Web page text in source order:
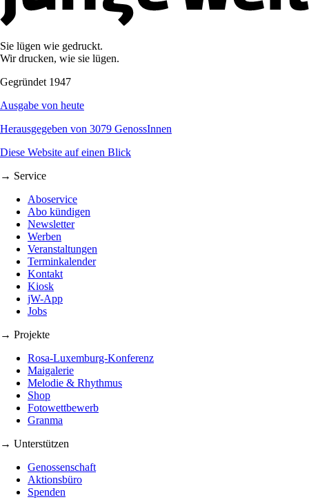
Sie lügen wie gedruckt.
Wir drucken, wie sie lügen.
Gegründet 1947
Ausgabe von heute
Herausgegeben von 3079 GenossInnen
Diese Website auf einen Blick
→ Service
Aboservice
Abo kündigen
Newsletter
Werben
Veranstaltungen
Terminkalender
Kontakt
Kiosk
jW-App
Jobs
→ Projekte
Rosa-Luxemburg-Konferenz
Maigalerie
Melodie & Rhythmus
Shop
Fotowettbewerb
Granma
→ Unterstützen
Genossenschaft
Aktionsbüro
Spenden